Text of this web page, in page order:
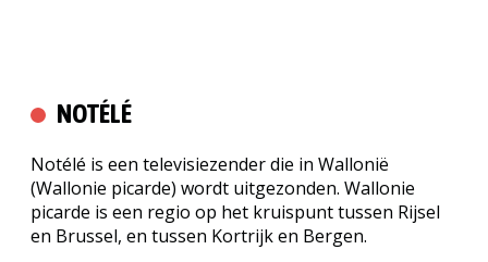
NOTÉLÉ
Notélé is een televisiezender die in Wallonië
(Wallonie picarde) wordt uitgezonden. Wallonie
picarde is een regio op het kruispunt tussen Rijsel
en Brussel, en tussen Kortrijk en Bergen.